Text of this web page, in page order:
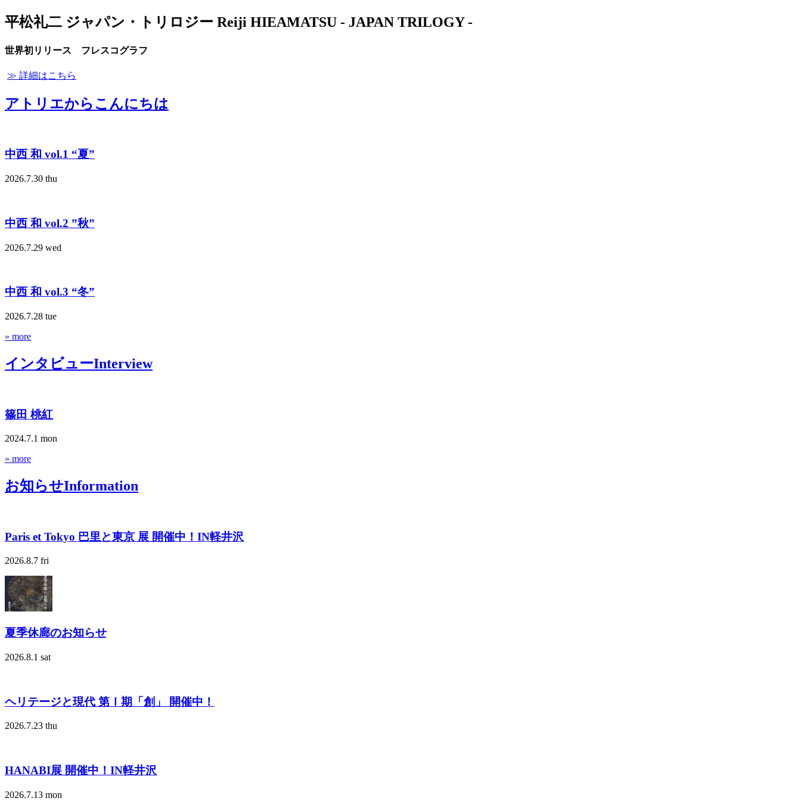
平松礼二 ジャパン・トリロジー Reiji HIEAMATSU - JAPAN TRILOGY -
世界初リリース フレスコグラフ
≫ 詳細はこちら
アトリエからこんにちは
中西 和 vol.1 “夏”
2026.7.30 thu
中西 和 vol.2 ”秋”
2026.7.29 wed
中西 和 vol.3 “冬”
2026.7.28 tue
» more
インタビューInterview
篠田 桃紅
2024.7.1 mon
» more
お知らせInformation
Paris et Tokyo 巴里と東京 展 開催中！IN軽井沢
2026.8.7 fri
夏季休廊のお知らせ
2026.8.1 sat
ヘリテージと現代 第Ⅰ期「創」 開催中！
2026.7.23 thu
HANABI展 開催中！IN軽井沢
2026.7.13 mon